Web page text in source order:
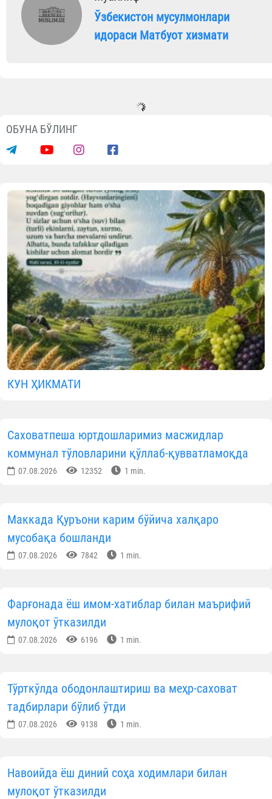
Ўзбекистон мусулмонлари
идораси Матбуот хизмати
ОБУНА БЎЛИНГ
КУН ҲИКМАТИ
Саховатпеша юртдошларимиз масжидлар
коммунал тўловларини қўллаб-қувватламоқда
07.08.2026 12352 1 min.
Маккада Қуръони карим бўйича халқаро
мусобақа бошланди
07.08.2026 7842 1 min.
Фарғонада ёш имом-хатиблар билан маърифий
мулоқот ўтказилди
07.08.2026 6196 1 min.
Тўрткўлда ободонлаштириш ва меҳр-саховат
тадбирлари бўлиб ўтди
07.08.2026 9138 1 min.
Навоийда ёш диний соҳа ходимлари билан
мулоқот ўтказилди